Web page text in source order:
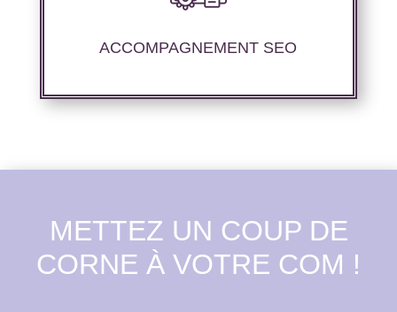
ACCOMPAGNEMENT SEO
positionnement pour vous permettre d’étudier
METTEZ UN COUP DE
CORNE À VOTRE COM !